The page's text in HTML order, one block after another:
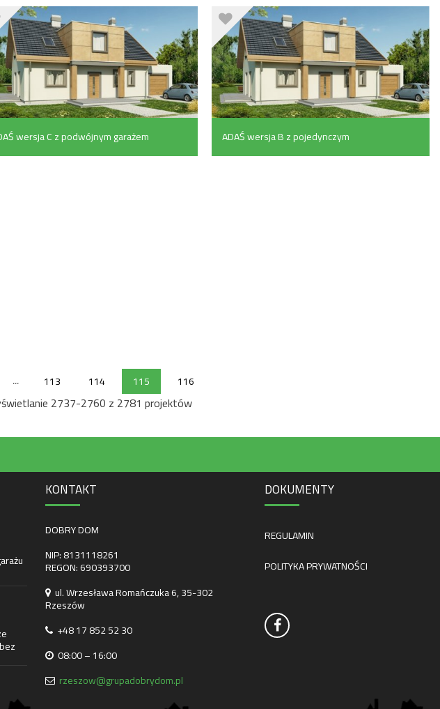
wersja C z podwójnym garażem
m²)
ADAŚ wersja B z pojedynczym
garażem (138.2 m²)
... 113 114 115 116
2737-2760 z 2781 projektów
KONTAKT
DOBRY DOM
NIP: 8131118261
REGON: 690393700
ul. Wrzesława Romańczuka 6, 35-302
Rzeszów
+48 17 852 52 30
08:00 – 16:00
rzeszow@grupadobrydom.pl
DOKUMENTY
REGULAMIN
POLITYKA PRYWATNOŚCI